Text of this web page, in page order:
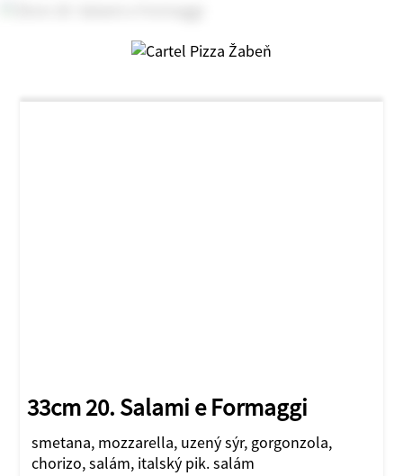
33cm 20. Salami e Formaggi
smetana, mozzarella, uzený sýr, gorgonzola,
chorizo, salám, italský pik. salám